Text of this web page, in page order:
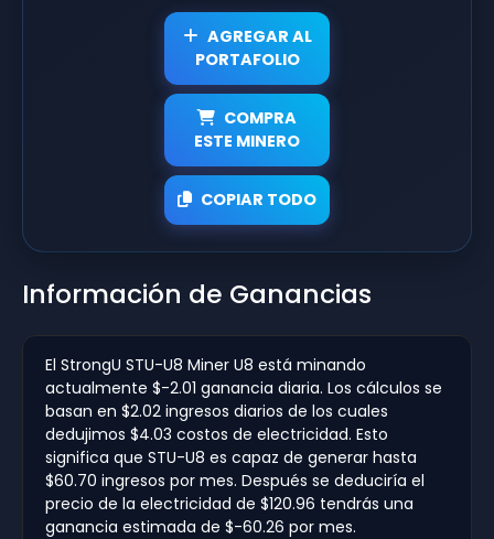
AGREGAR AL
PORTAFOLIO
COMPRA
ESTE MINERO
COPIAR TODO
Información de Ganancias
El StrongU STU-U8 Miner U8 está minando
actualmente $-2.01 ganancia diaria. Los cálculos se
basan en $2.02 ingresos diarios de los cuales
dedujimos $4.03 costos de electricidad. Esto
significa que STU-U8 es capaz de generar hasta
$60.70 ingresos por mes. Después se deduciría el
precio de la electricidad de $120.96 tendrás una
ganancia estimada de $-60.26 por mes.